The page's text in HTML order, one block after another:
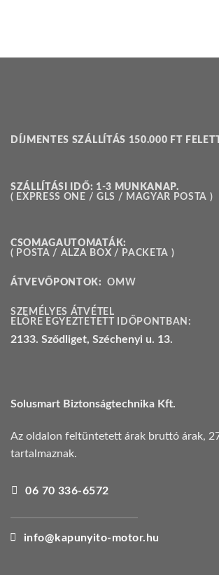
DÍJMENTES SZÁLLÍTÁS 150.000 FT
SZÁLLÍTÁSI IDŐ: 1-3 MUNKANAP.
( EXPRESS ONE / GLS / MAGYAR POSTA )
CSOMAGAUTOMATÁK:
( POSTA / ALZA BOX / PACKETA )
ÁTVEVŐPONTOK:OMW
SZEMÉLYES ÁTVÉTEL
ELŐRE EGYEZTETETT IDŐPONTBAN:
2133. Sződliget, Széchenyi u. 13.
Solusmart Biztonságtechnika Kft.
Az oldalon feltüntetett árak bruttó árak,
tartalmaznak.
06 70 336-6572
info@kapunyito-motor.hu